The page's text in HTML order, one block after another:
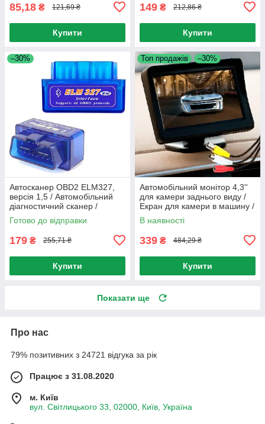
85,18 ₴ 121,69 ₴
Купити
149 ₴ 212,86 ₴
Купити
–30%
Автосканер OBD2 ELM327,
версія 1,5 / Автомобільний
діагностичний сканер /
Адаптер для діагностики авто
Готово до відправки
179 ₴ 255,71 ₴
Купити
Топ продажів –30%
Автомобільний монітор 4,3''
для камери заднього виду /
Екран для камери в машину /
Дисплей в авто
В наявності
339 ₴ 484,29 ₴
Купити
Показати ще
Про нас
79% позитивних з 24721 відгука за рік
Працює з 31.08.2020
м. Київ
вул. Світлицького 33, 02000, Київ, Україна